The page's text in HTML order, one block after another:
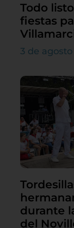
Todo
fiestas
3 de
durante
del